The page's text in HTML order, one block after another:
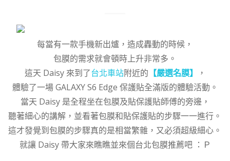
每當有一款手機新出爐，造成轟動的時候，
包膜的需求就會頓時上升非常多。
這天 Daisy 來到了台北車站附近的 【嚴選名膜】
，
體驗了一場 GALAXY S6 Edge 保護貼全滿版的體驗活動。
當天 Daisy 是全程坐在包膜及貼保護貼師傅的旁邊，
聽著細心的講解，並看著包膜和貼保護貼的步驟一一進行。
這才發覺到包膜的步驟真的是相當繁雜，又必須超級細心。
就讓 Daisy 帶大家來瞧瞧並來個台北包膜推薦吧 ：Ｐ